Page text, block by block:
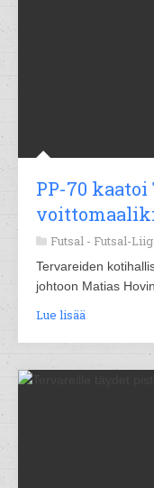
PP-70
Futsal - Futsal-
Tervareiden
johtoon Matias
Lue lisää